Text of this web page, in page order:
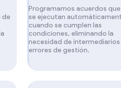
de
Programamos acuerdos que
se ejecutan
cuando se cumplen las
condiciones, eliminando la
necesidad de intermediarios
errores de gestión.